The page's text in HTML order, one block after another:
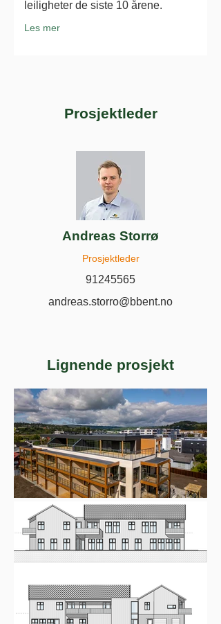
leiligheter de siste 10 årene.
Les mer
Prosjektleder
Andreas Storrø
Prosjektleder
91245565
andreas.storro@bbent.no
Lignende prosjekt